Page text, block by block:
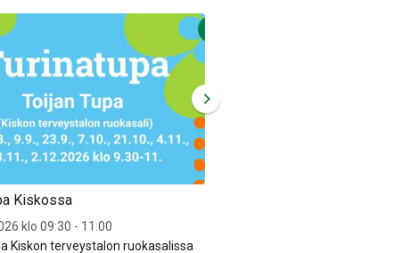
Kiskossa
klo 09:30 - 11:00
Kiskon terveystalon ruokasalissa